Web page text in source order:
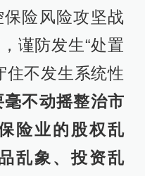
险风险攻坚战
谨防发生“处置
住不发生系统性
毫不动摇整治市
险业的股权乱
乱象、投资乱